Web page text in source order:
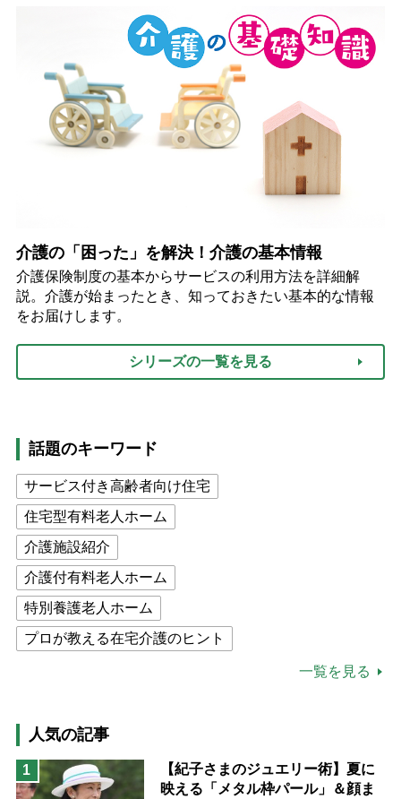
介護の「困った」を解決！介護の基本情報
介護保険制度の基本からサービスの利用方法を詳細解
説。介護が始まったとき、知っておきたい基本的な情報
をお届けします。
シリーズの一覧を見る
話題のキーワード
サービス付き高齢者向け住宅
住宅型有料老人ホーム
介護施設紹介
介護付有料老人ホーム
特別養護老人ホーム
プロが教える在宅介護のヒント
猫が母になつきません
息子の遠距離介護サバイバル術
兄がボケました
便利なサービス
一覧を見る
人気の記事
1
【紀子さまのジュエリー術】夏に
映える「メタル枠パール」＆顔ま